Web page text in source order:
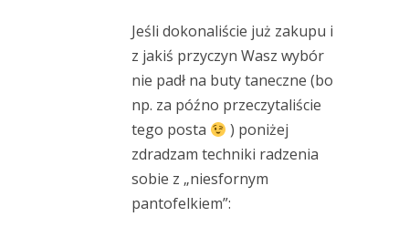
Jeśli dokonaliście już zakupu i
z jakiś przyczyn Wasz wybór
nie padł na buty taneczne (bo
np. za późno przeczytaliście
tego posta
) poniżej
zdradzam techniki radzenia
sobie z „niesfornym
pantofelkiem”: